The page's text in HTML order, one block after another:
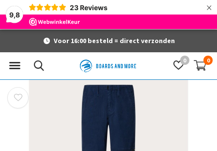
9,8
23 Reviews ×
0 0
Voor 16:00 besteld = direct verzonden